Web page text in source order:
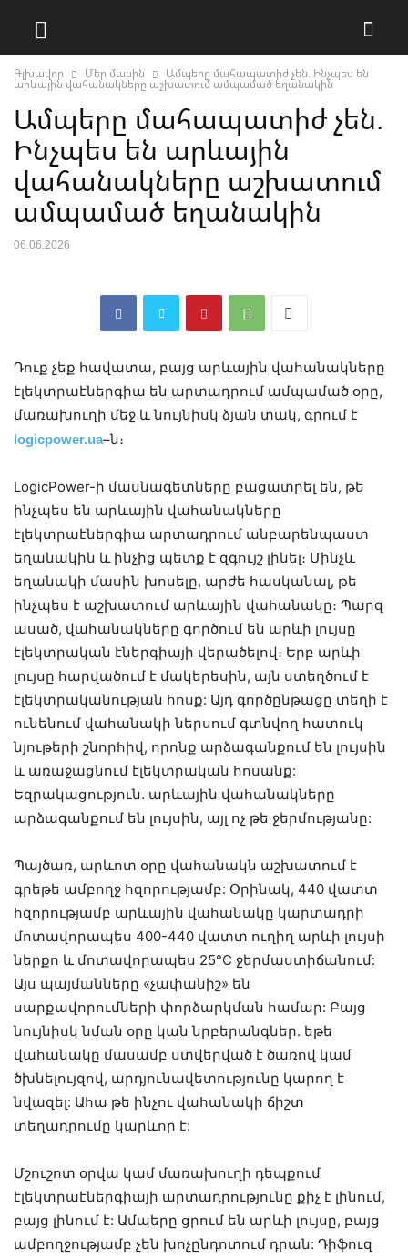
Գլխավոր Մեր մասին Ամպերը մահապատիժ չեն. Ինչպես են
արևային վահանակները աշխատում ամպամած եղանակին
Ամպերը մահապատիժ չեն.
Ինչպես են արևային
վահանակները աշխատում
ամպամած եղանակին
06.06.2026
Դուք չեք հավատա, բայց արևային վահանակները
էլեկտրաէներգիա են արտադրում ամպամած օրը,
մառախուղի մեջ և նույնիսկ ձյան տակ, գրում է
logicpower.ua–ն։
LogicPower-ի մասնագետները բացատրել են, թե
ինչպես են արևային վահանակները
էլեկտրաէներգիա արտադրում անբարենպաստ
եղանակին և ինչից պետք է զգույշ լինել։ Մինչև
եղանակի մասին խոսելը, արժե հասկանալ, թե
ինչպես է աշխատում արևային վահանակը։ Պարզ
ասած, վահանակները գործում են արևի լույսը
էլեկտրական էներգիայի վերածելով։ Երբ արևի
լույսը հարվածում է մակերեսին, այն ստեղծում է
էլեկտրականության հոսք: Այդ գործընթացը տեղի է
ունենում վահանակի ներսում գտնվող հատուկ
նյութերի շնորհիվ, որոնք արձագանքում են լույսին
և առաջացնում էլեկտրական հոսանք:
Եզրակացություն. արևային վահանակները
արձագանքում են լույսին, այլ ոչ թե ջերմությանը:
Պայծառ, արևոտ օրը վահանակն աշխատում է
գրեթե ամբողջ հզորությամբ: Օրինակ, 440 վատտ
հզորությամբ արևային վահանակը կարտադրի
մոտավորապես 400-440 վատտ ուղիղ արևի լույսի
ներքո և մոտավորապես 25°C ջերմաստիճանում:
Այս պայմանները «չափանիշ» են
սարքավորումների փորձարկման համար: Բայց
նույնիսկ նման օրը կան նրբերանգներ. եթե
վահանակը մասամբ ստվերված է ծառով կամ
ծխնելույզով, արդյունավետությունը կարող է
նվազել: Ահա թե ինչու վահանակի ճիշտ
տեղադրումը կարևոր է:
Մշուշոտ օրվա կամ մառախուղի դեպքում
էլեկտրաէներգիայի արտադրությունը քիչ է լինում,
բայց լինում է: Ամպերը ցրում են արևի լույսը, բայց
ամբողջությամբ չեն խոչընդոտում դրան: Դիֆուզ